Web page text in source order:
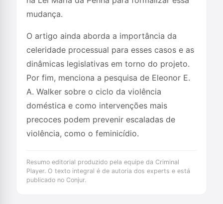
mudança.
O artigo ainda aborda a importância da
celeridade processual para esses casos e as
dinâmicas legislativas em torno do projeto.
Por fim, menciona a pesquisa de Eleonor E.
A. Walker sobre o ciclo da violência
doméstica e como intervenções mais
precoces podem prevenir escaladas de
violência, como o feminicídio.
Resumo editorial produzido pela equipe da Criminal
Player. O texto integral é de autoria dos experts e está
publicado no Conjur.